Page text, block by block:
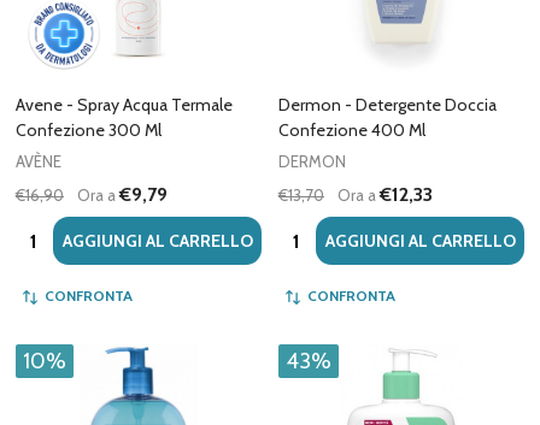
Avene - Spray Acqua Termale
Confezione 300 Ml
AVÈNE
€16,90
Ora a€9,79
Quantità:AGGIUNGI AL CARRELLO
CONFRONTA
Dermon - Detergente Doccia
Confezione 400 Ml
DERMON
€13,70
Ora a€12,33
Quantità:AGGIUNGI AL CARRELLO
CONFRONTA
10% 43%